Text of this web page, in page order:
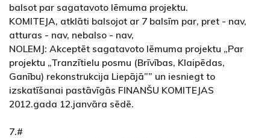
balsot par sagatavoto lēmuma projektu.
KOMITEJA, atklāti balsojot ar 7 balsīm par, pret - nav,
atturas - nav, nebalso - nav,
NOLEMJ: Akceptēt sagatavoto lēmuma projektu „Par
projektu „Tranzītielu posmu (Brīvības, Klaipēdas,
Ganību) rekonstrukcija Liepājā”” un iesniegt to
izskatīšanai pastāvīgās FINANŠU KOMITEJAS
2012.gada 12.janvāra sēdē.
7.#